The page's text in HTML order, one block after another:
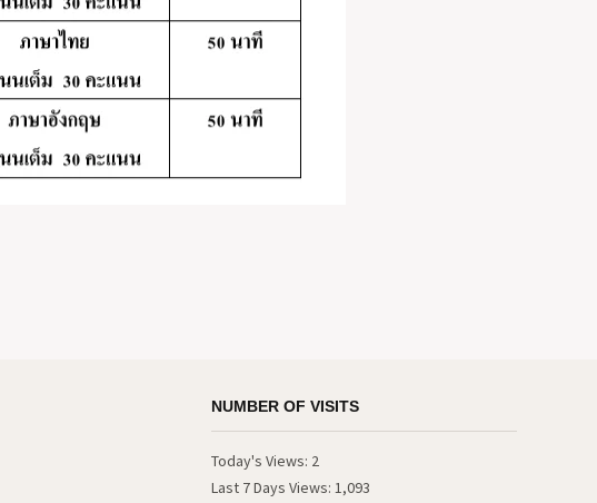
NUMBER OF VISITS
Today's Views: 2
Last 7 Days Views: 1,093